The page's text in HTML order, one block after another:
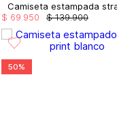
$ 139.900
$ 69.950
50%